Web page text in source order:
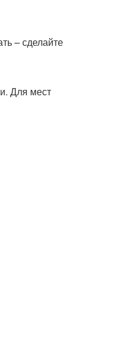
– сделайте
Для мест